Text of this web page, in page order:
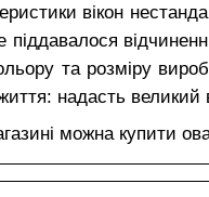
вікон
піддавалося
та розміру
надасть великий
можна купити